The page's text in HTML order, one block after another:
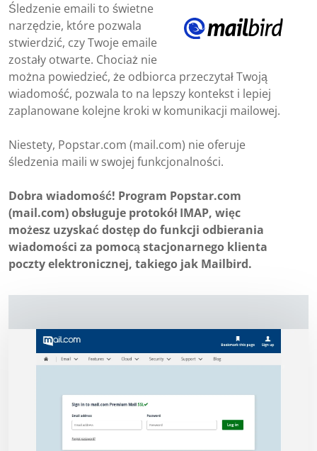
Śledzenie emaili to świetne
narzędzie, które pozwala
stwierdzić, czy Twoje emaile
zostały otwarte. Chociaż nie
można powiedzieć, że odbiorca przeczytał Twoją
wiadomość, pozwala to na lepszy kontekst i lepiej
zaplanowane kolejne kroki w komunikacji mailowej.
Niestety, Popstar.com (mail.com) nie oferuje
śledzenia maili w swojej funkcjonalności.
Dobra wiadomość! Program Popstar.com
(mail.com) obsługuje protokół IMAP, więc
możesz uzyskać dostęp do funkcji odbierania
wiadomości za pomocą stacjonarnego klienta
poczty elektronicznej, takiego jak Mailbird.